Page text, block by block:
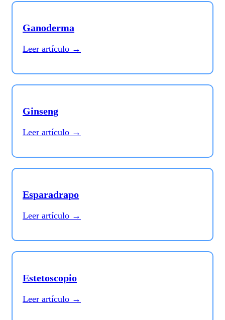
Ganoderma
Leer artículo →
Ginseng
Leer artículo →
Esparadrapo
Leer artículo →
Estetoscopio
Leer artículo →